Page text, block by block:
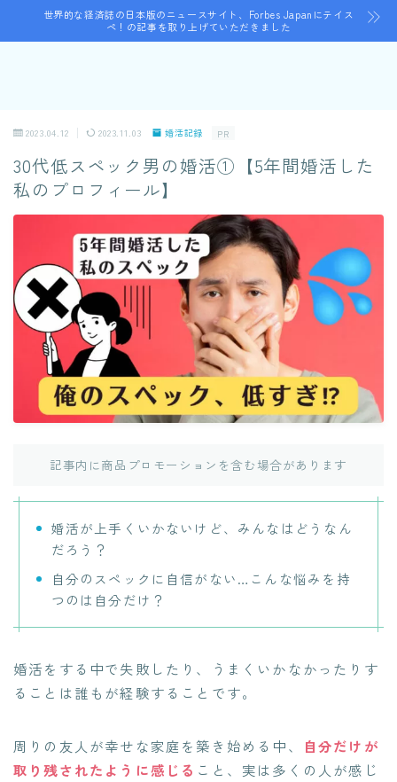
世界的な経済誌の日本版のニュースサイト、Forbes Japanにテイス
ペ！の記事を取り上げていただきました
2023.04.12 2023.11.03 婚活記録 PR
30代低スペック男の婚活①【5年間婚活した
私のプロフィール】
記事内に商品プロモーションを含む場合があります
婚活が上手くいかないけど、みんなはどうなん
だろう？
自分のスペックに自信がない…こんな悩みを持
つのは自分だけ？
婚活をする中で失敗したり、うまくいかなかったりす
ることは誰もが経験することです。
周りの友人が幸せな家庭を築き始める中、
自分だけが
取り残されたように感じる こと、実は多くの人が感じ